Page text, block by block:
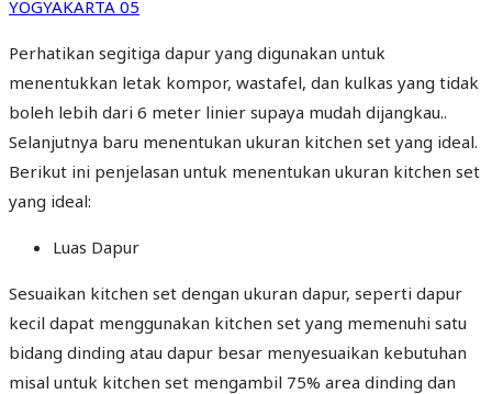
Perhatikan segitiga dapur yang digunakan untuk
menentukkan letak kompor, wastafel, dan kulkas yang tidak
boleh lebih dari 6 meter linier supaya mudah dijangkau..
Selanjutnya baru menentukan ukuran kitchen set yang ideal.
Berikut ini penjelasan untuk menentukan ukuran kitchen set
yang ideal:
Luas Dapur
Sesuaikan kitchen set dengan ukuran dapur, seperti dapur
kecil dapat menggunakan kitchen set yang memenuhi satu
bidang dinding atau dapur besar menyesuaikan kebutuhan
misal untuk kitchen set mengambil 75% area dinding dan